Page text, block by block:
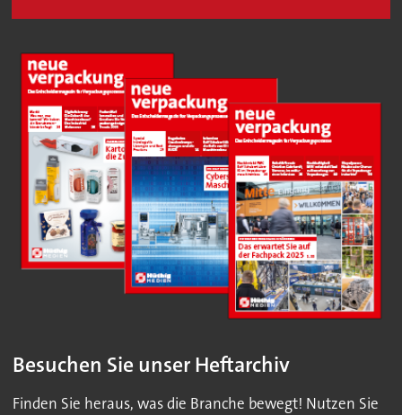
Besuchen Sie unser Heftarchiv
Finden Sie heraus, was die Branche bewegt! Nutzen Sie